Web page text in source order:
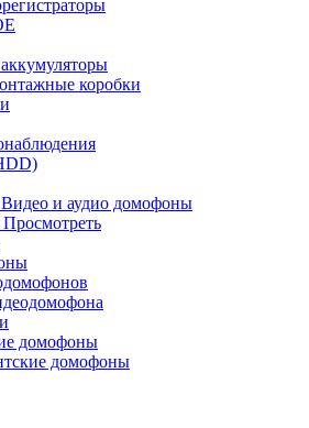
коробки
Видео и аудио домофоны
Просмотреть
домофоны
домофоны